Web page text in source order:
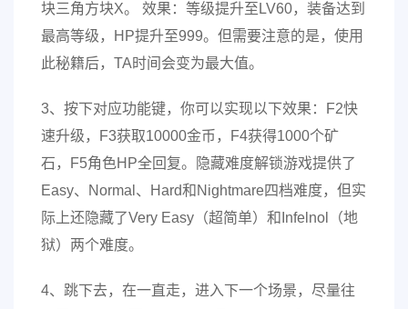
块三角方块X。 效果：等级提升至LV60，装备达到
最高等级，HP提升至999。但需要注意的是，使用
此秘籍后，TA时间会变为最大值。
3、按下对应功能键，你可以实现以下效果：F2快
速升级，F3获取10000金币，F4获得1000个矿
石，F5角色HP全回复。隐藏难度解锁游戏提供了
Easy、Normal、Hard和Nightmare四档难度，但实
际上还隐藏了Very Easy（超简单）和Infelnol（地
狱）两个难度。
4、跳下去，在一直走，进入下一个场景，尽量往